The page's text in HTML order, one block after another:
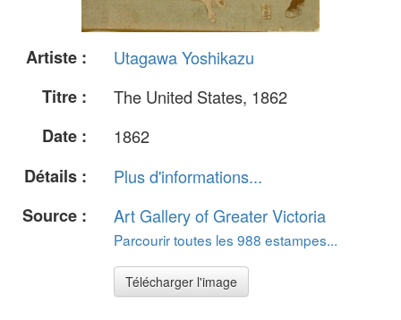
Artiste :
Utagawa Yoshikazu
Titre :
The United States, 1862
Date :
1862
Détails :
Plus d'informations...
Source :
Art Gallery of Greater Victoria
Parcourir toutes les 988 estampes...
Télécharger l'image